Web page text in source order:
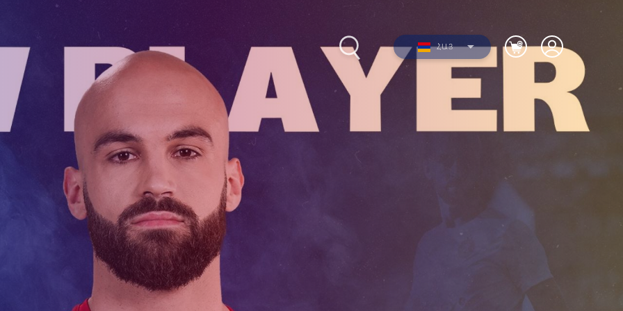
Ակադեմիայի
կառուցվածքը
Փյունիկ 2009
Փյունիկ 2010
Փյունիկ 2011-1
Փյունիկ 2011-2
Փյունիկ 2012-1
Ընդունելություն 2012-
2021թթ. երեխաների
համար
ՀԱՅ